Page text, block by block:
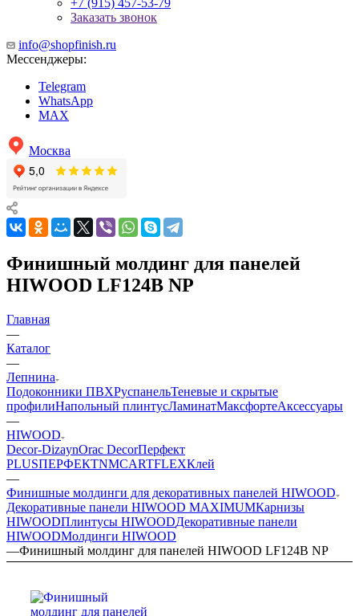
+7 (915) 457-53-79
Заказать звонок
info@shopfinish.ru
Мессенджеры:
Telegram
WhatsApp
MAX
Москва
Финишный молдинг для панелей
HIWOOD LF124B NP
Главная
—
Каталог
—
Лепнина
Подоконники ПВХРуспанельТеневые и скрытые
профилиНапольный плинтусЛаминатМаксфортеАксессуары
—
HIWOOD
Decor-DizaynOrac DecorПерфект
PLUSПЕРФЕКТNMCARTFLEXКлей
—
Финишные молдинги для декоративных панелей HIWOOD
Декоративные панели HIWOOD MAXIMUMКарнизы
HIWOODПлинтусы HIWOODДекоративные панели
HIWOODМолдинги HIWOOD
—Финишный молдинг для панелей HIWOOD LF124B NP